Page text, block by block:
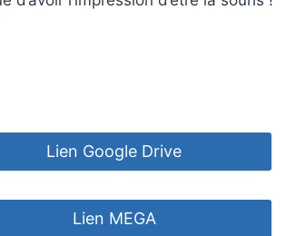
Lien Google Drive
Lien MEGA